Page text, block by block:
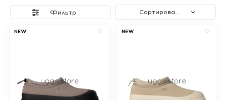
Фильтр Сортировать
NEW NEW